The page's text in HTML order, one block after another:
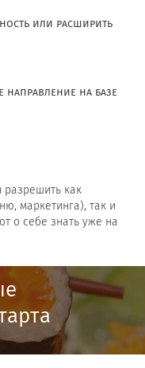
или расширить
направление на базе
как
маркетинга), так и
о себе знать уже на